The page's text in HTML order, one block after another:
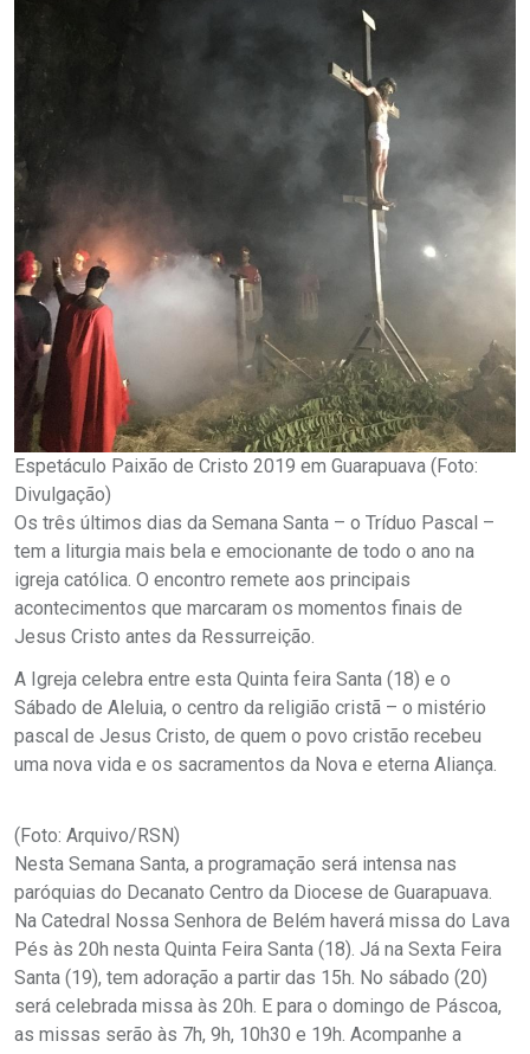
Espetáculo Paixão de Cristo 2019 em Guarapuava (Foto:
Divulgação)
Os três últimos dias da Semana Santa – o Tríduo Pascal –
tem a liturgia mais bela e emocionante de todo o ano na
igreja católica. O encontro remete aos principais
acontecimentos que marcaram os momentos finais de
Jesus Cristo antes da Ressurreição.
A Igreja celebra entre esta Quinta feira Santa (18) e o
Sábado de Aleluia, o centro da religião cristã – o mistério
pascal de Jesus Cristo, de quem o povo cristão recebeu
uma nova vida e os sacramentos da Nova e eterna Aliança.
(Foto: Arquivo/RSN)
Nesta Semana Santa, a programação será intensa nas
paróquias do Decanato Centro da Diocese de Guarapuava.
Na Catedral Nossa Senhora de Belém haverá missa do Lava
Pés às 20h nesta Quinta Feira Santa (18). Já na Sexta Feira
Santa (19), tem adoração a partir das 15h. No sábado (20)
será celebrada missa às 20h. E para o domingo de Páscoa,
as missas serão às 7h, 9h, 10h30 e 19h. Acompanhe a